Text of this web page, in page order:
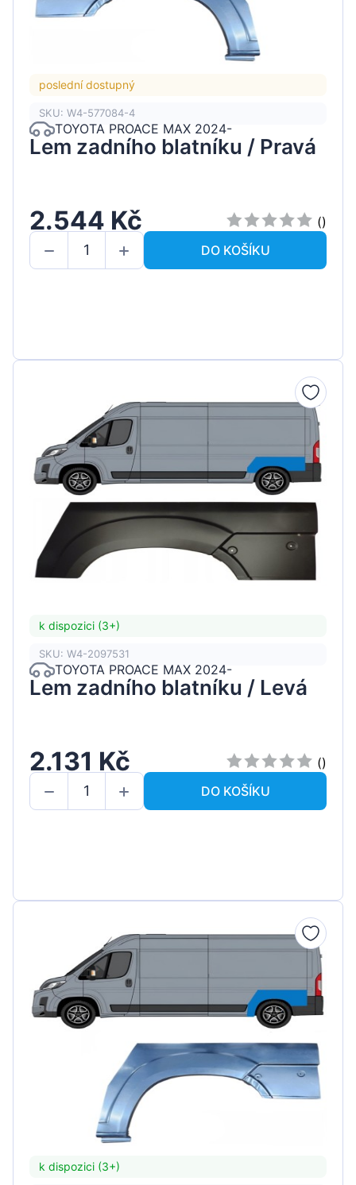
poslední dostupný
SKU: W4-577084-4
TOYOTA PROACE MAX 2024-
Lem zadního blatníku / Pravá
2.544 Kč
()
DO KOŠÍKU
k dispozici (3+)
SKU: W4-2097531
TOYOTA PROACE MAX 2024-
Lem zadního blatníku / Levá
2.131 Kč
()
DO KOŠÍKU
k dispozici (3+)